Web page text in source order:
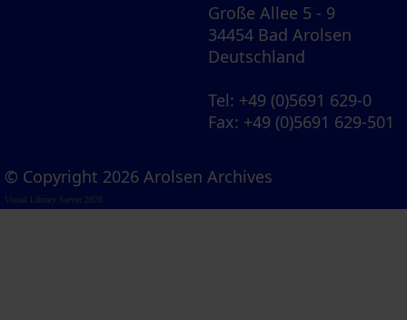
Große Allee 5 - 9
34454 Bad Arolsen
Deutschland
Tel: +49 (0)5691 629-0
Fax: +49 (0)5691 629-501
© Copyright 2026 Arolsen Archives
Visual Library Server 2026